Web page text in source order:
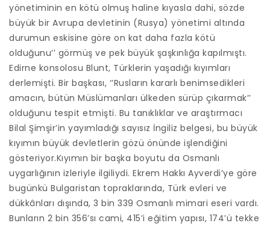
yönetiminin en kötü olmuş haline kıyasla dahi, sözde
büyük bir Avrupa devletinin (Rusya) yönetimi altında
durumun eskisine göre on kat daha fazla kötü
olduğunu’’ görmüş ve pek büyük şaşkınlığa kapılmıştı.
Edirne konsolosu Blunt, Türklerin yaşadığı kıyımları
derlemişti. Bir başkası, ‘’Rusların kararlı benimsedikleri
amacın, bütün Müslümanları ülkeden sürüp çıkarmak’’
olduğunu tespit etmişti. Bu tanıklıklar ve araştırmacı
Bilal Şimşir’in yayımladığı sayısız İngiliz belgesi, bu büyük
kıyımın büyük devletlerin gözü önünde işlendiğini
gösteriyor.Kıyımın bir başka boyutu da Osmanlı
uygarlığının izleriyle ilgiliydi. Ekrem Hakkı Ayverdi’ye göre
bugünkü Bulgaristan topraklarında, Türk evleri ve
dükkânları dışında, 3 bin 339 Osmanlı mimari eseri vardı.
Bunların 2 bin 356’sı cami, 415’i eğitim yapısı, 174’ü tekke